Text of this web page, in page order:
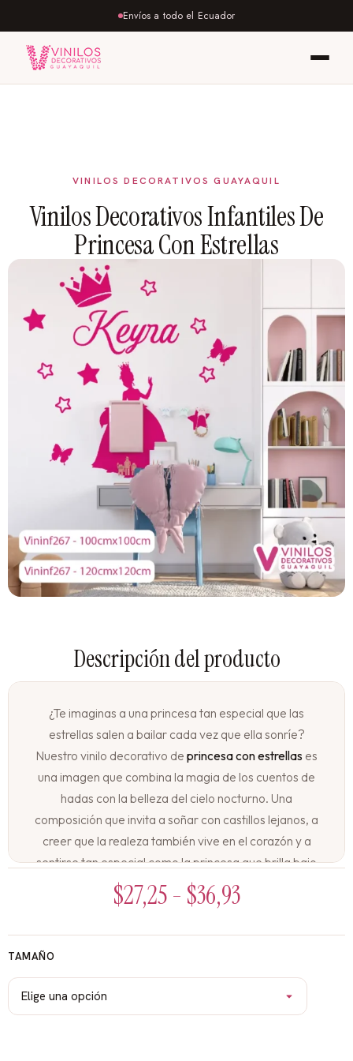
Envíos a todo el Ecuador
Vinilos Decorativos Infantiles De
Princesa Con Estrellas
¿Te imaginas a una princesa tan especial que las
estrellas salen a bailar cada vez que ella sonríe?
Nuestro vinilo decorativo de princesa con estrellas es
una imagen que combina la magia de los cuentos de
hadas con la belleza del cielo nocturno. Una
composición que invita a soñar con castillos lejanos, a
creer que la realeza también vive en el corazón y a
sentirse tan especial como la princesa que brilla bajo
su propio manto de estrellas.
En un rincón mágico de la pared, una princesa de
gracia. Puede estar de pie con su vestido de gala,
sentada en una nube o mirando al cielo con asombro.
$27,25 - $36,93
TAMAÑO